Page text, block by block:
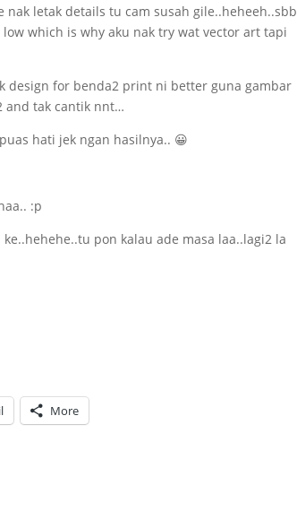
letak details tu cam susah gile..heheeh..sbb
which is why aku nak try wat vector art tapi
design for benda2 print ni better guna gambar
and tak cantik nnt…
hati jek ngan hasilnya.. 😀
:p
pon kalau ade masa laa..lagi2 la
More